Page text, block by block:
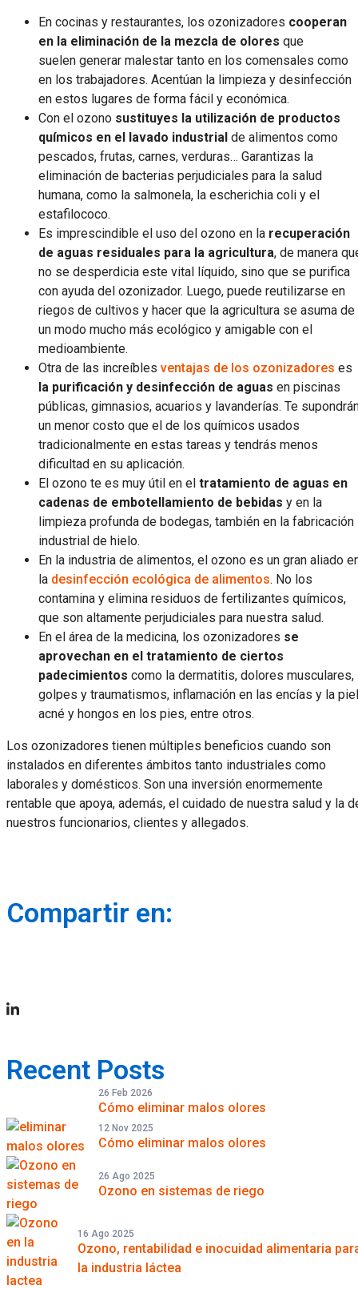
En cocinas y restaurantes, los ozonizadores cooperan
en la eliminación de la mezcla de olores que
suelen generar malestar tanto en los comensales como
en los trabajadores. Acentúan la limpieza y desinfección
en estos lugares de forma fácil y económica.
Con el ozono sustituyes la utilización de productos
químicos en el lavado industrial de alimentos como
pescados, frutas, carnes, verduras… Garantizas la
eliminación de bacterias perjudiciales para la salud
humana, como la salmonela, la escherichia coli y el
estafilococo.
Es imprescindible el uso del ozono en la recuperación
de aguas residuales para la agricultura, de manera
no se desperdicia este vital líquido, sino que se purifica
con ayuda del ozonizador. Luego, puede reutilizarse en
riegos de cultivos y hacer que la agricultura se asuma de
un modo mucho más ecológico y amigable con el
medioambiente.
Otra de las increíbles ventajas de los ozonizadores es
la purificación y desinfección de aguas en piscinas
públicas, gimnasios, acuarios y lavanderías. Te
un menor costo que el de los químicos usados
tradicionalmente en estas tareas y tendrás menos
dificultad en su aplicación.
El ozono te es muy útil en el tratamiento de aguas en
cadenas de embotellamiento de bebidas y en la
limpieza profunda de bodegas, también en la fabricación
industrial de hielo.
En la industria de alimentos, el ozono es un gran aliado
la desinfección ecológica de alimentos. No los
contamina y elimina residuos de fertilizantes químicos,
que son altamente perjudiciales para nuestra salud.
En el área de la medicina, los ozonizadores se
aprovechan en el tratamiento de ciertos
padecimientos como la dermatitis, dolores musculares,
golpes y traumatismos, inflamación en las encías y la
acné y hongos en los pies, entre otros.
Los ozonizadores tienen múltiples beneficios cuando son
instalados en diferentes ámbitos tanto industriales como
laborales y domésticos. Son una inversión enormemente
rentable que apoya, además, el cuidado de nuestra salud y la
nuestros funcionarios, clientes y allegados.
Compartir en:
Recent Posts
26 Feb 2026
Cómo eliminar malos olores
12 Nov 2025
Cómo eliminar malos olores
26 Ago 2025
Ozono en sistemas de riego
16 Ago 2025
Ozono, rentabilidad e inocuidad alimentaria
la industria láctea